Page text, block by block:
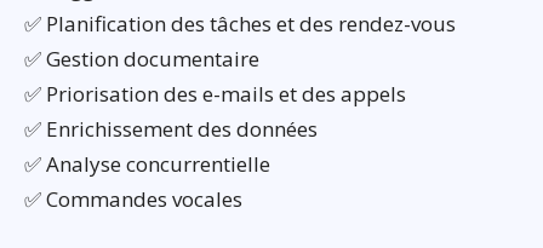
✅ Planification des tâches et des rendez-vous
✅ Gestion documentaire
✅ Priorisation des e-mails et des appels
✅ Enrichissement des données
✅ Analyse concurrentielle
✅ Commandes vocales